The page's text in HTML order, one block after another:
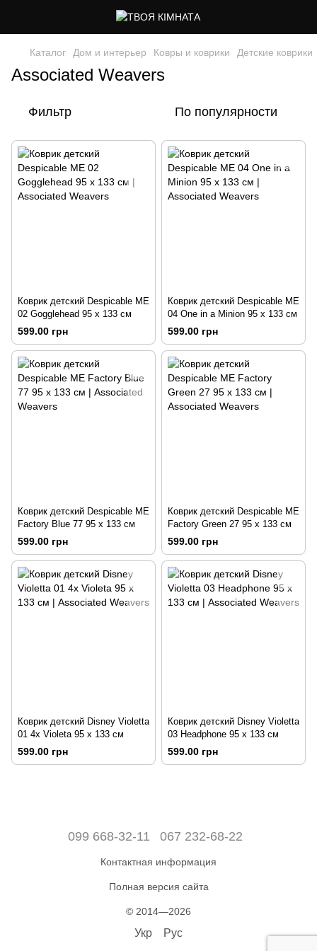
Каталог Дом и интерьер Ковры и коврики Детские коврики
Associated Weavers
Фильтр По популярности
Коврик детский Despicable ME
02 Gogglehead 95 x 133 см
599.00 грн
Коврик детский Despicable ME
04 One in a Minion 95 x 133 см
599.00 грн
Коврик детский Despicable ME
Factory Blue 77 95 x 133 см
599.00 грн
Коврик детский Despicable ME
Factory Green 27 95 x 133 см
599.00 грн
Коврик детский Disney Violetta
01 4x Violeta 95 x 133 см
599.00 грн
Коврик детский Disney Violetta
03 Headphone 95 x 133 см
599.00 грн
099 668-32-11 067 232-68-22
Контактная информация
Полная версия сайта
© 2014—2026
Укр Рус